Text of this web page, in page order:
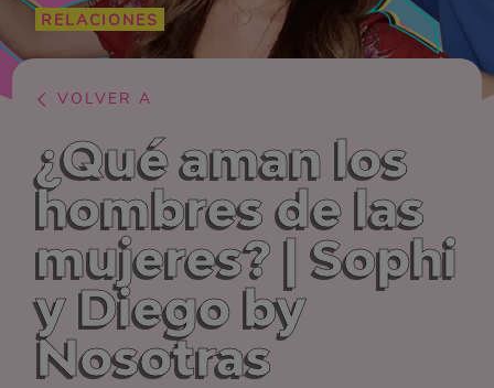
RELACIONES
VOLVER A
¿Qué aman los
hombres de las
mujeres? | Sophi
y Diego by
Nosotras